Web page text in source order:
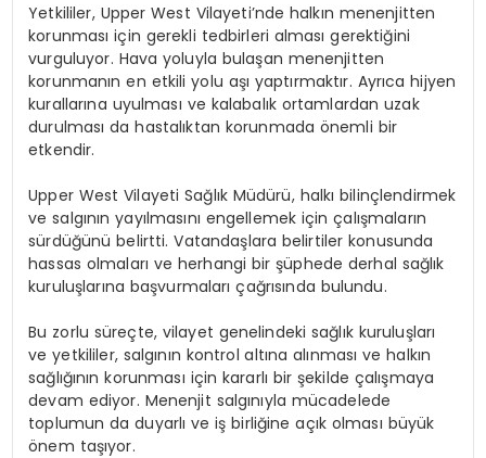
Yetkililer, Upper West Vilayeti’nde halkın menenjitten
korunması için gerekli tedbirleri alması gerektiğini
vurguluyor. Hava yoluyla bulaşan menenjitten
korunmanın en etkili yolu aşı yaptırmaktır. Ayrıca hijyen
kurallarına uyulması ve kalabalık ortamlardan uzak
durulması da hastalıktan korunmada önemli bir
etkendir.
Upper West Vilayeti Sağlık Müdürü, halkı bilinçlendirmek
ve salgının yayılmasını engellemek için çalışmaların
sürdüğünü belirtti. Vatandaşlara belirtiler konusunda
hassas olmaları ve herhangi bir şüphede derhal sağlık
kuruluşlarına başvurmaları çağrısında bulundu.
Bu zorlu süreçte, vilayet genelindeki sağlık kuruluşları
ve yetkililer, salgının kontrol altına alınması ve halkın
sağlığının korunması için kararlı bir şekilde çalışmaya
devam ediyor. Menenjit salgınıyla mücadelede
toplumun da duyarlı ve iş birliğine açık olması büyük
önem taşıyor.